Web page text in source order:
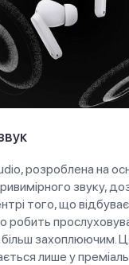
розроблена на
звуку,
того, що
робить
захоплюючим.
лише у